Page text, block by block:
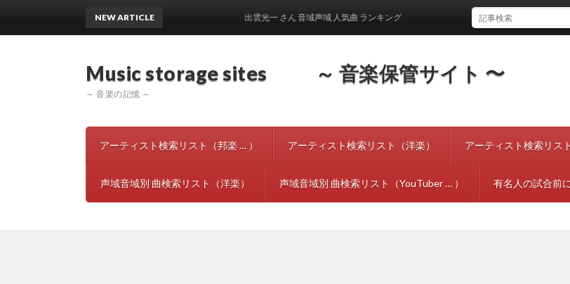
Music storage sites ～ 音楽保管サイト 〜
～ 音楽の記憶 ～
アーティスト検索リスト（邦楽 … ） アーティスト検索リスト（洋楽） アーティスト検索リス
声域音域別 曲検索リスト（洋楽） 声域音域別 曲検索リスト（YouTuber … ） 有名人の試合前
NEW ARTICLE 出雲光一 さん 音域声域 人気曲 ランキング